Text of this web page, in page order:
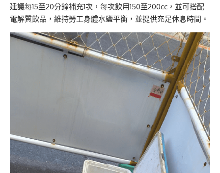
建議每15至20分鐘補充1次，每次飲用150至200cc，並可搭配
電解質飲品，維持勞工身體水鹽平衡，並提供充足休息時間。